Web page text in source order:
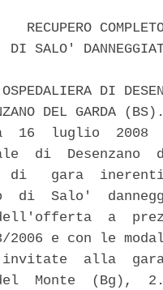
RECUPERO
DI SALO'
DI
DEL GARDA
16  luglio  2008
di
di   gara
di  Salo'
a
2006 e con le
alla
Monte  (Bg),